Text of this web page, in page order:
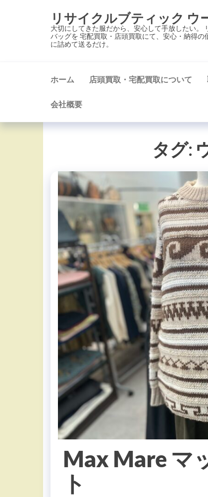
リサイクルブティック ウ
大切にしてきた服だから、安心して手放したい。
バッグを 宅配買取・店頭買取にて、安心・納得
に詰めて送るだけ。
ホーム 店頭買取・宅配買取について
会社概要
タグ:
Max Mare マ
ト